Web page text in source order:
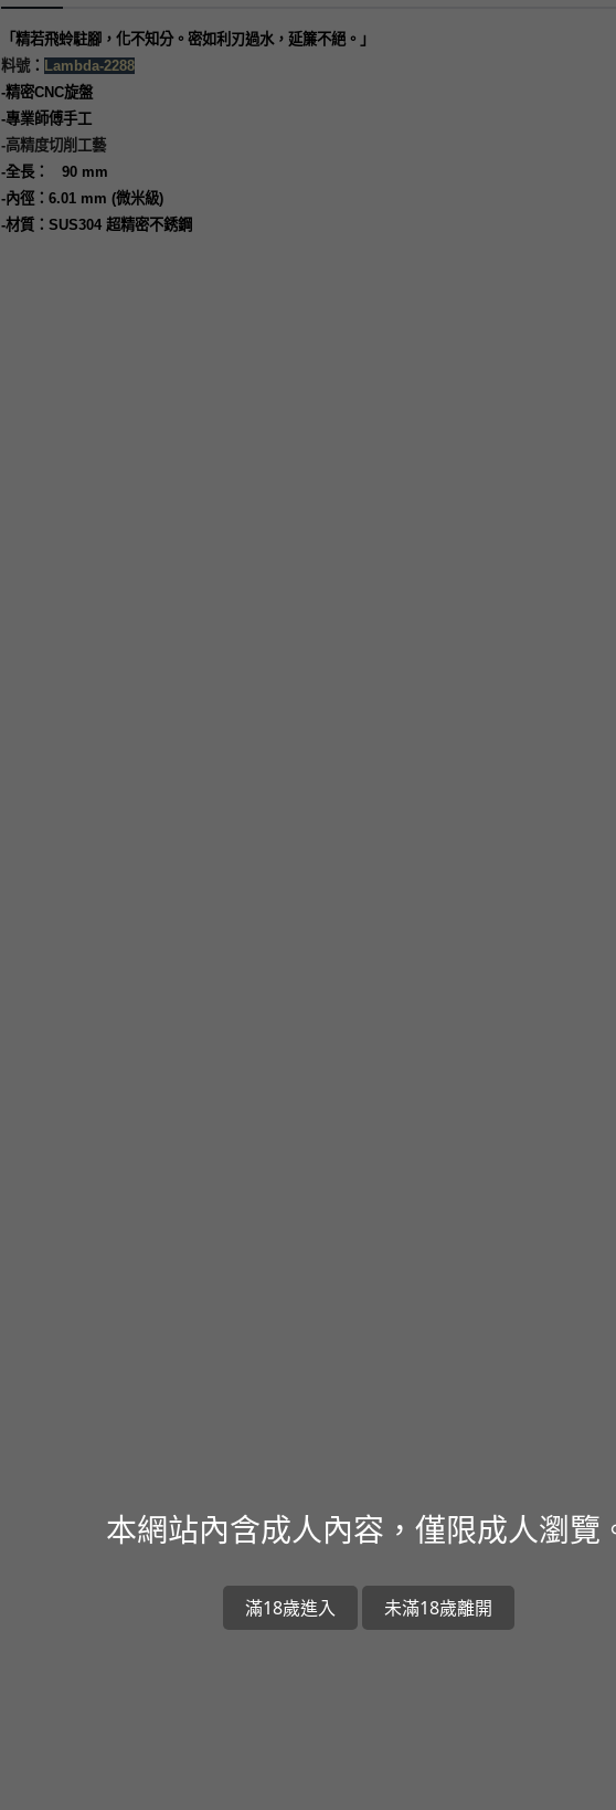
「精若飛蛉駐腳，化不知分。密如利刃過水，延簾不絕。」
料號： Lambda-2288
-精密CNC旋盤
-專業師傅手工
-高精度切削工藝
-全長：90 mm
-內徑：6.01 mm (微米級)
-材質：SUS304超精密不銹鋼
本網站內含成人內容，僅限成人瀏覽
滿18歲進入 未滿18歲離開